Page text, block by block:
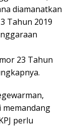
diamanatkan
Tahun 2019
23 Tahun
memandang
perlu